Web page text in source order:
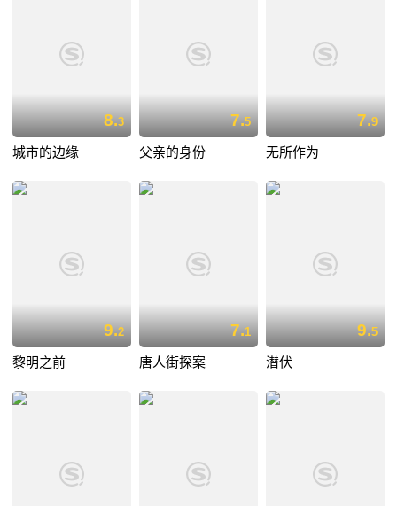
8.3
城市的边缘
7.5
父亲的身份
7.9
无所作为
9.2
黎明之前
7.1
唐人街探案
9.5
潜伏